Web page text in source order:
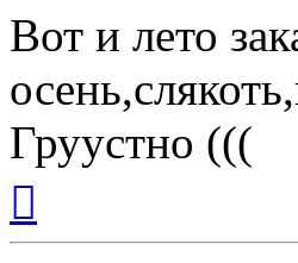
Вот и лето
Груустно (((
началу